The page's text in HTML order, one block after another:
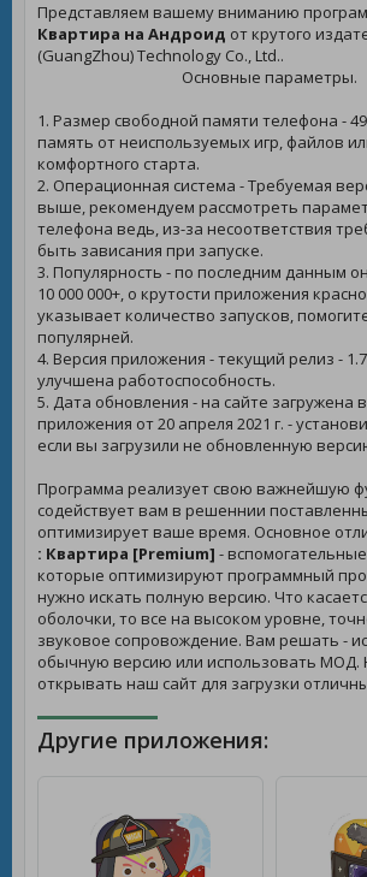
Представляем вашему вниманию
Квартира на Андроид от крутого
(GuangZhou) Technology Co., Ltd..
Основные параметры.
1. Размер свободной памяти телефона -
память от неиспользуемых игр, файлов
комфортного старта.
2. Операционная система - Требуемая
выше, рекомендуем рассмотреть
телефона ведь, из-за несоответствия
быть зависания при запуске.
3. Популярность - по последним данным
10 000 000+, о крутости приложения
указывает количество запусков,
популярней.
4. Версия приложения - текущий релиз -
улучшена работоспособность.
5. Дата обновления - на сайте загружена
приложения от 20 апреля 2021 г. -
если вы загрузили не обновленную
Программа реализует свою важнейшую
содействует вам в решеннии
оптимизирует ваше время. Основное
: Квартира [Premium] -
которые оптимизируют программный
нужно искать полную версию. Что
оболочки, то все на высоком уровне,
звуковое сопровождение. Вам решать -
обычную версию или использовать МОД.
открывать наш сайт для загрузки
Другие приложения: